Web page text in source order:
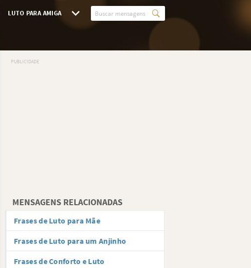
LUTO PARA AMIGA
MENSAGENS RELACIONADAS
Frases de Luto para Mãe
Frases de Luto para um Anjinho
Frases de Conforto e Luto